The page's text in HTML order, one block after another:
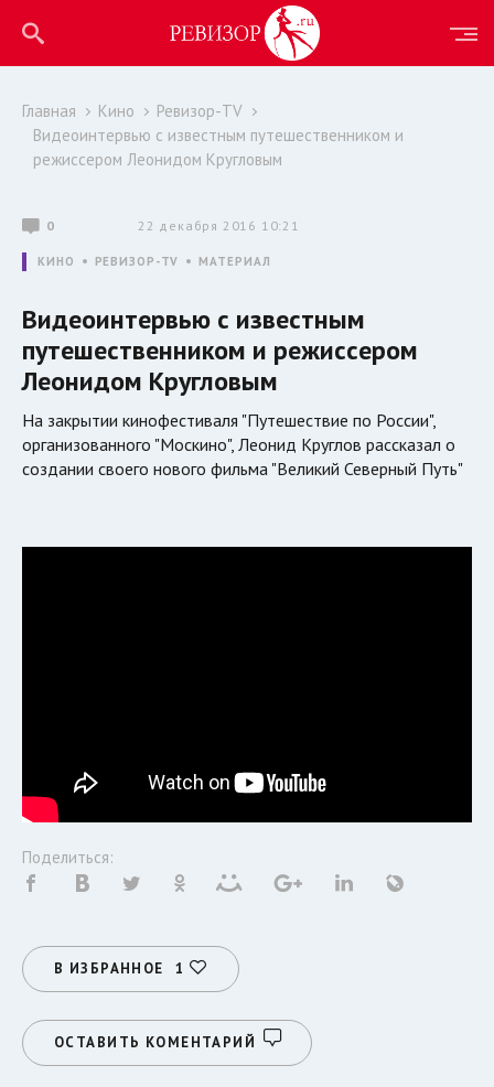
Главная Кино
Ревизор-TV
Видеоинтервью с известным путешественником и
режиссером Леонидом Кругловым
0 22 декабря 2016 10:21
КИНО РЕВИЗОР-TV МАТЕРИАЛ
Видеоинтервью с известным
путешественником и режиссером
Леонидом Кругловым
На закрытии кинофестиваля "Путешествие по России",
организованного "Москино", Леонид Круглов рассказал o
создании своего нового фильма "Великий Северный Путь"
Поделиться:
В ИЗБРАННОЕ 1
ОСТАВИТЬ КОМЕНТАРИЙ